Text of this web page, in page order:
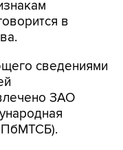
в
сведениями
ЗАО